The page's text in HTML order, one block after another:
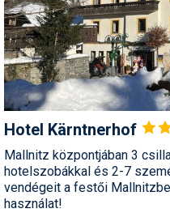
Hotel Kärntnerhof
Mallnitz központjában 3
hotelszobákkal és 2-7
vendégeit a festői
használat!